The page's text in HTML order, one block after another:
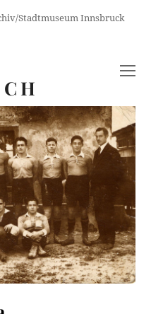
Stadtmuseum Innsbruck